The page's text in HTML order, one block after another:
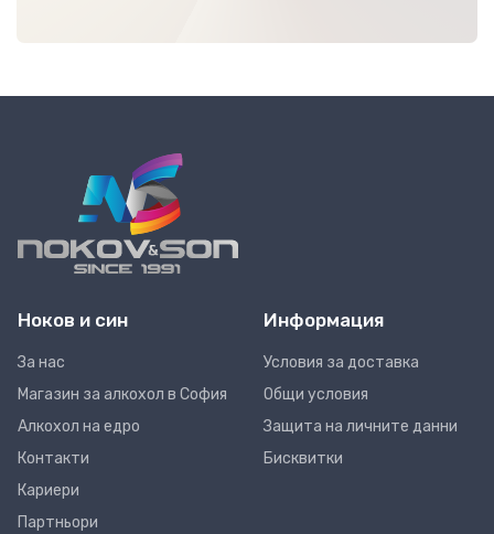
Ноков и син
За нас
Магазин за алкохол в София
Алкохол на едро
Контакти
Кариери
Партньори
Информация
Условия за доставка
Общи условия
Защита на личните данни
Бисквитки